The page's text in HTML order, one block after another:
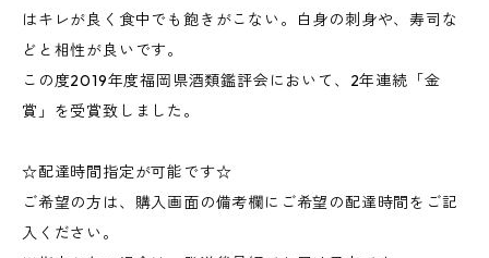
はキレが良く食中でも飽きがこない。白身の刺身や、寿司な
どと相性が良いです。
この度2019年度福岡県酒類鑑評会において、2年連続「金
賞」を受賞致しました。
☆配達時間指定が可能です☆
ご希望の方は、購入画面の備考欄にご希望の配達時間をご記
入ください。